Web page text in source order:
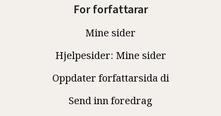
For forfattarar
Mine sider
Hjelpesider: Mine sider
Oppdater forfattarsida di
Send inn foredrag